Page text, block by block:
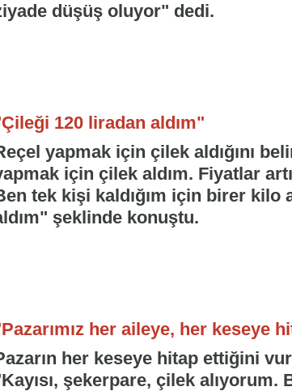
düşüş oluyor" dedi.
120 liradan aldım"
yapmak için çilek aldığını
için çilek aldım. Fiyatlar
tek kişi kaldığım için birer kilo
şeklinde konuştu.
her aileye, her keseye
her keseye hitap ettiğini
şekerpare, çilek alıyorum.